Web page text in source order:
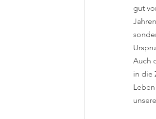
gut
Auch
in die